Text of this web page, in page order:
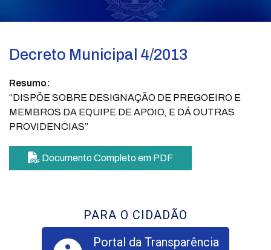
Decreto Municipal 4/2013
Resumo:
“DISPÕE SOBRE DESIGNAÇÃO DE PREGOEIRO E
MEMBROS DA EQUIPE DE APOIO, E DÁ OUTRAS
PROVIDENCIAS”
Documento Completo em PDF
PARA O CIDADÃO
Portal da Transparência